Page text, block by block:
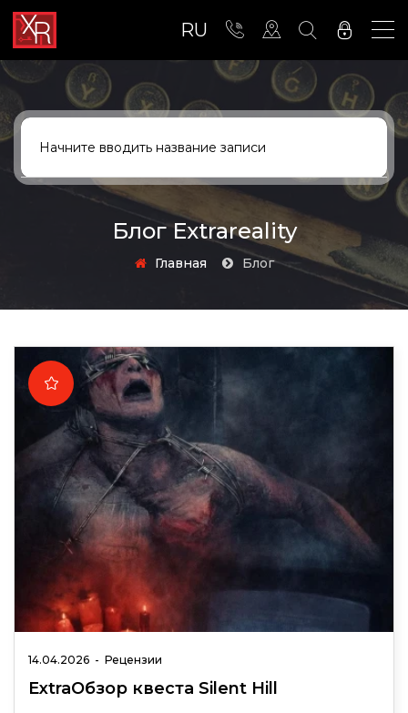
RU
Блог Extrareality
Главная Блог
14.04.2026 - Рецензии
ExtraОбзор квеста Silent Hill